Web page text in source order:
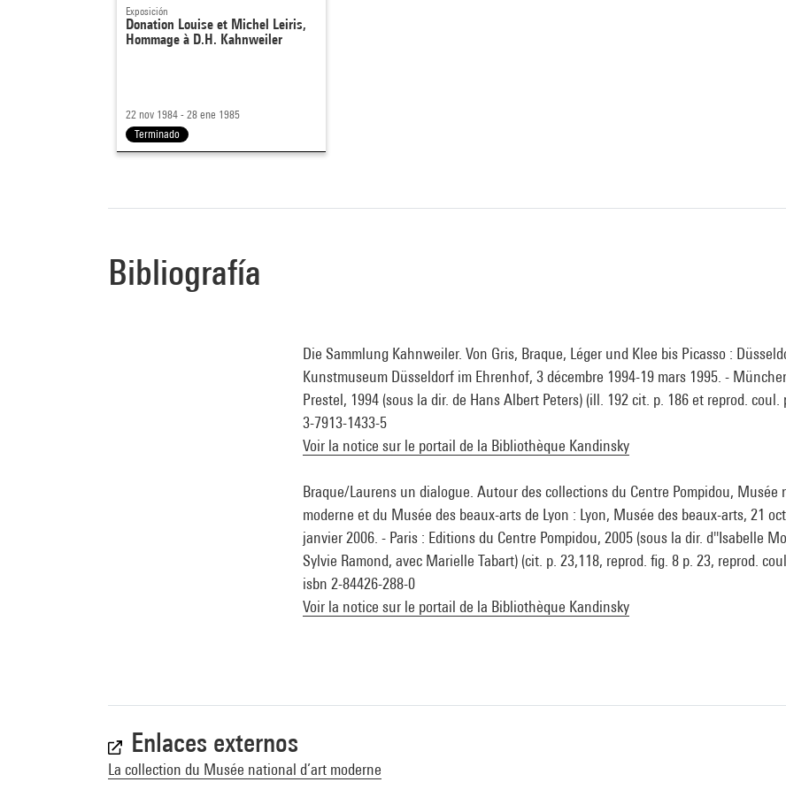
Exposición
Donation Louise et Michel Leiris,
Hommage à D.H. Kahnweiler
22 nov 1984 - 28 ene 1985
Terminado
Bibliografía
Die Sammlung Kahnweiler. Von Gris, Braque, Léger und Klee bis Picasso :
Kunstmuseum Düsseldorf im Ehrenhof, 3 décembre 1994-19 mars 1995. -
Prestel, 1994 (sous la dir. de Hans Albert Peters) (ill. 192 cit. p. 186 et reprod. coul.
3-7913-1433-5
Voir la notice sur le portail de la Bibliothèque Kandinsky
Braque/Laurens un dialogue. Autour des collections du Centre Pompidou, Musée
moderne et du Musée des beaux-arts de Lyon : Lyon, Musée des beaux-arts, 21
janvier 2006. - Paris : Editions du Centre Pompidou, 2005 (sous la dir. d''Isabelle
Sylvie Ramond, avec Marielle Tabart) (cit. p. 23,118, reprod. fig. 8 p. 23, reprod.
isbn 2-84426-288-0
Voir la notice sur le portail de la Bibliothèque Kandinsky
Enlaces externos
La collection du Musée national d’art moderne